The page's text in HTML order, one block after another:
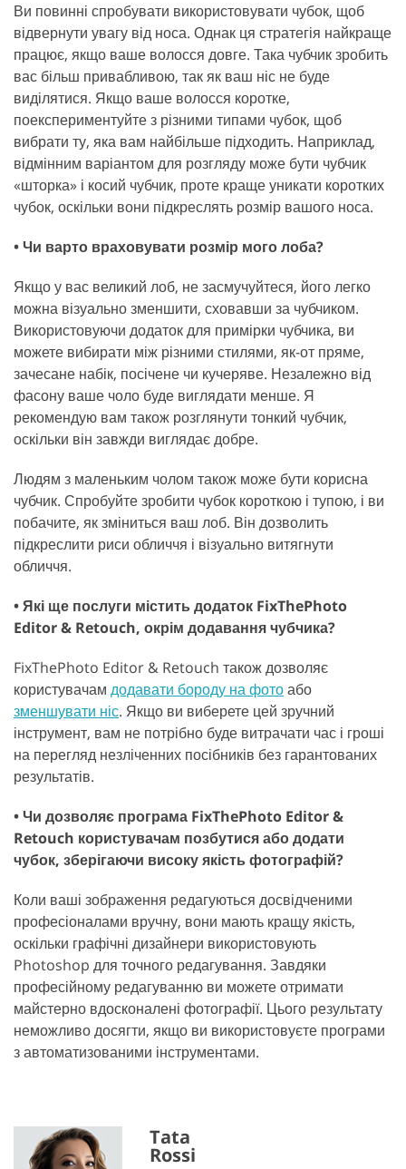
Ви повинні спробувати використовувати чубок, щоб
відвернути увагу від носа. Однак ця стратегія найкраще
працює, якщо ваше волосся довге. Така чубчик зробить
вас більш привабливою, так як ваш ніс не буде
виділятися. Якщо ваше волосся коротке,
поекспериментуйте з різними типами чубок, щоб
вибрати ту, яка вам найбільше підходить. Наприклад,
відмінним варіантом для розгляду може бути чубчик
«шторка» і косий чубчик, проте краще уникати коротких
чубок, оскільки вони підкреслять розмір вашого носа.
• Чи варто враховувати розмір мого лоба?
Якщо у вас великий лоб, не засмучуйтеся, його легко
можна візуально зменшити, сховавши за чубчиком.
Використовуючи додаток для примірки чубчика, ви
можете вибирати між різними стилями, як-от пряме,
зачесане набік, посічене чи кучеряве. Незалежно від
фасону ваше чоло буде виглядати менше. Я
рекомендую вам також розглянути тонкий чубчик,
оскільки він завжди виглядає добре.
Людям з маленьким чолом також може бути корисна
чубчик. Спробуйте зробити чубок короткою і тупою, і ви
побачите, як зміниться ваш лоб. Він дозволить
підкреслити риси обличчя і візуально витягнути
обличчя.
• Які ще послуги містить додаток FixThePhoto
Editor & Retouch, окрім додавання чубчика?
FixThePhoto Editor & Retouch також дозволяє
користувачам додавати бороду на фотоабо
зменшувати ніс. Якщо ви виберете цей зручний
інструмент, вам не потрібно буде витрачати час і гроші
на перегляд незліченних посібників без гарантованих
результатів.
• Чи дозволяє програма FixThePhoto Editor &
Retouch користувачам позбутися або додати
чубок, зберігаючи високу якість фотографій?
Коли ваші зображення редагуються досвідченими
професіоналами вручну, вони мають кращу якість,
оскільки графічні дизайнери використовують
Photoshop для точного редагування. Завдяки
професійному редагуванню ви можете отримати
майстерно вдосконалені фотографії. Цього результату
неможливо досягти, якщо ви використовуєте програми
з автоматизованими інструментами.
Tata
Rossi